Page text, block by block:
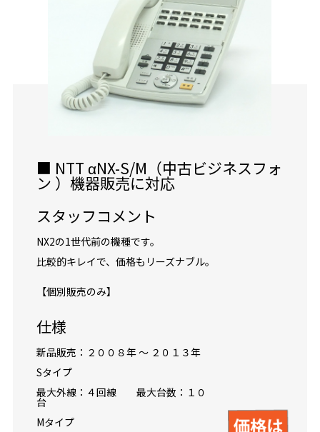
■ NTT αNX-S/M（中古ビジネスフォ
ン ）機器販売に対応
スタッフコメント
NX2の1世代前の機種です。
比較的キレイで、価格もリーズナブル。
【個別販売のみ】
仕様
新品販売：２００８年 ～ ２０１３年
Sタイプ
最大外線：４回線 最大台数：１０
台
Mタイプ